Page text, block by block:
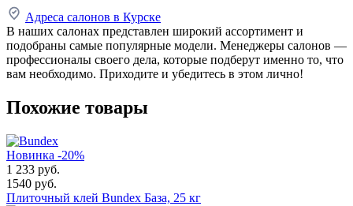
Адреса салонов в Курске
В наших салонах представлен широкий ассортимент и
подобраны самые популярные модели. Менеджеры салонов —
профессионалы своего дела, которые подберут именно то, что
вам необходимо. Приходите и убедитесь в этом лично!
Похожие товары
Новинка -20%
1 233 руб.
1540 руб.
Плиточный клей Bundex База, 25 кг